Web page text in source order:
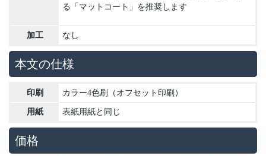
る「マットコート」を推奨します
加工 なし
本文の仕様
印刷
カラー4色刷（オフセット印刷）
用紙
表紙用紙と同じ
価格